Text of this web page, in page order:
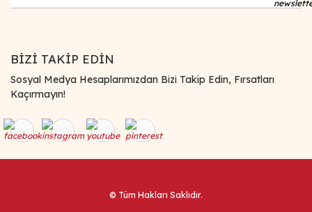
BİZİ TAKİP EDİN
Sosyal Medya Hesaplarımızdan Bizi Takip Edin, Fırsatları
Kaçırmayın!
© Tüm Hakları Saklıdır.